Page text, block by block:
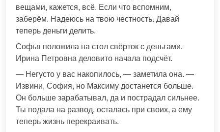
вещами, кажется, всё. Если что вспомним,
заберём. Надеюсь на твою честность. Давай
теперь деньги делить.
Софья положила на стол свёрток с деньгами.
Ирина Петровна деловито начала подсчёт.
— Негусто у вас накопилось, — заметила она. —
Извини, София, но Максиму достанется больше.
Он больше зарабатывал, да и пострадал сильнее.
Ты подала на развод, осталась при своих, а ему
теперь жизнь перекраивать.